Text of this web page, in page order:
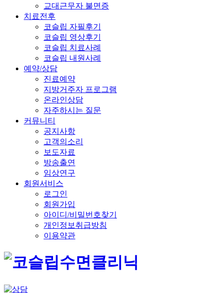
교대근무자 불면증
치료전후
코슬립 자필후기
코슬립 영상후기
코슬립 치료사례
코슬립 내원사례
예약/상담
진료예약
지방거주자 프로그램
온라인상담
자주하시는 질문
커뮤니티
공지사항
고객의소리
보도자료
방송출연
임상연구
회원서비스
로그인
회원가입
아이디/비밀번호찾기
개인정보취급방침
이용약관